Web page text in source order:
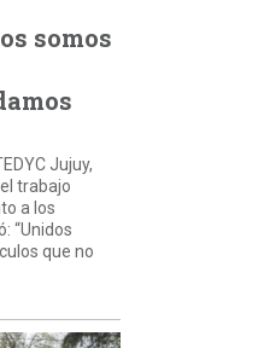
somos
Jujuy,
trabajo
a los
“Unidos
que no